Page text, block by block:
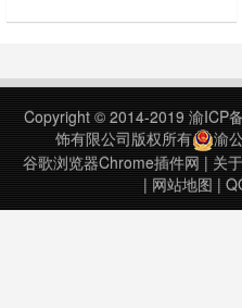
an……
Copyright © 2014-2019 渝ICP
饰有限公司版权所有
渝
谷歌浏览器Chrome插件网 | 关
| 网站地图 |